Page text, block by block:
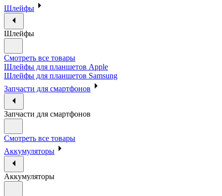
Шлейфы
Шлейфы
Смотреть все товары
Шлейфы для планшетов Apple
Шлейфы для планшетов Samsung
Запчасти для смартфонов
Запчасти для смартфонов
Смотреть все товары
Аккумуляторы
Аккумуляторы